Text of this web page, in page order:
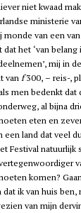
niet kwaad
ministerie
monde van een
het ‘van
mij in
vanf300, – reis-,
men bedenkt
al bijna
eten en
een land dat veel
Festival
komen?
ik van huis
van mijn